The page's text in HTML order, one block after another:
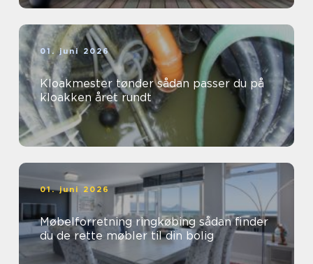
01. juni 2026
Kloakmester tønder sådan passer du på
kloakken året rundt
01. juni 2026
Møbelforretning ringkøbing sådan finder
du de rette møbler til din bolig